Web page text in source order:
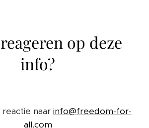
op deze
info?
naar info@freedom-for-
all.com